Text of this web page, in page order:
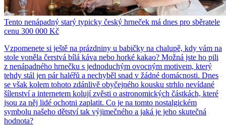
Tento nenápadný starý typicky český hrneček má dnes pro sběratele
cenu 300 000 Kč
Vzpomenete si ještě na prázdniny u babičky na chalupě, kdy vám na
stole voněla čerstvá bílá káva nebo horké kakao? Možná jste ho pili
z nenápadného hrnečku s jednoduchým ovocným motivem, který
tehdy stál jen pár haléřů a nechyběl snad v žádné domácnosti. Dnes
se však kolem tohoto zdánlivě obyčejného kousku strhlo nevídané
šílenství a internetem kolují zvěsti o astronomických částkách, které
jsou za něj lidé ochotni zaplatit. Co je na tomto nostalgickém
symbolu našeho dětství tak výjimečného a jaká je jeho skutečná
hodnota?